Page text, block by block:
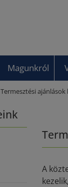
Magunkról
A